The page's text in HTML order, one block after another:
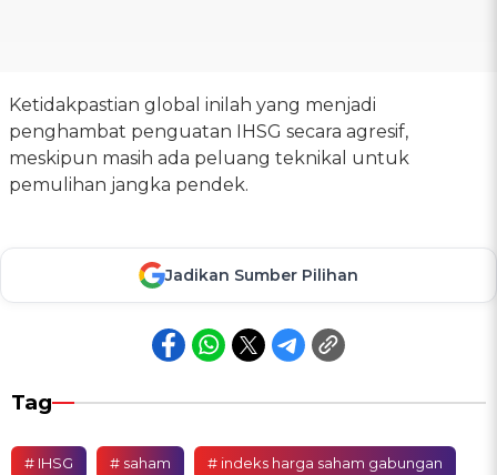
Ketidakpastian global inilah yang menjadi
penghambat penguatan IHSG secara agresif,
meskipun masih ada peluang teknikal untuk
pemulihan jangka pendek.
Jadikan Sumber Pilihan
Tag
# IHSG # saham # indeks harga saham gabungan